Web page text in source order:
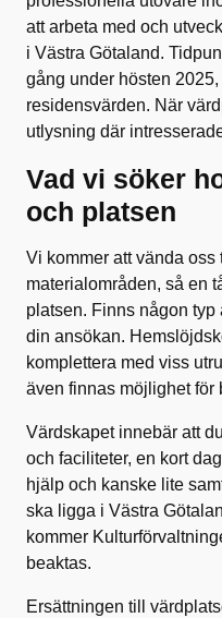
att arbeta med och
i Västra Götaland.
gång under hösten
residensvärden. När
utlysning där
Vad vi söker
och platsen
Vi kommer att vända
materialområden, så en
platsen. Finns någon typ
din ansökan.
komplettera med viss
även finnas möjlighet för
Värdskapet innebär att
och faciliteter, en kort
hjälp och kanske lite
ska ligga i Västra
kommer
beaktas.
Ersättningen till